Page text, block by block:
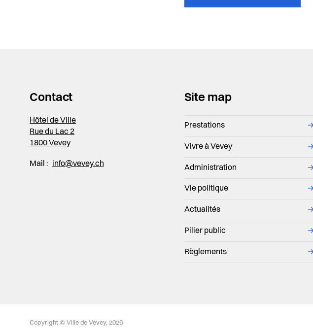
Contact
Hôtel de Ville
Rue du Lac 2
1800 Vevey
Mail : info@vevey.ch
Site map
Prestations
Vivre à Vevey
Administration
Vie politique
Actualités
Pilier public
Règlements
Copyright © Ville de Vevey, 2026